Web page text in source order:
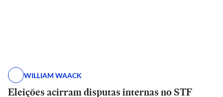
WILLIAM WAACK
Eleições acirram disputas internas no STF